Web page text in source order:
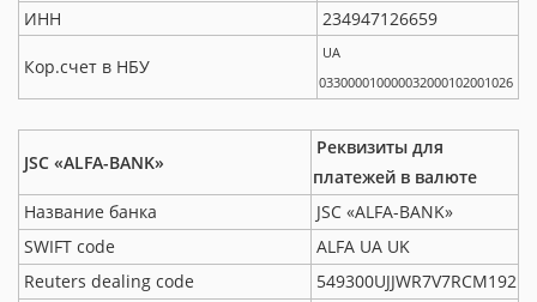
ИНН
234947126659
Кор.счет в НБУ
UA
033000010000032000102001026
JSC «ALFA-BANK»
Реквизиты для
платежей в валюте
Название банка
JSC «ALFA-BANK»
SWIFT code
ALFA UA UK
Reuters dealing code
549300UJJWR7V7RCM192